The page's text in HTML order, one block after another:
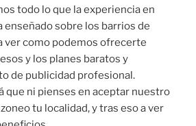
todo lo que la experiencia en
enseñado sobre los barrios de
ver como podemos ofrecerte
y los planes baratos y
de publicidad profesional.
que ni pienses en aceptar nuestro
tu localidad, y tras eso a ver